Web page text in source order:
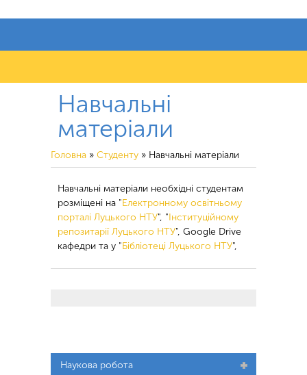
Контакти
Навчальні
матеріали
Головна » Студенту » Навчальні матеріали
Навчальні матеріали необхідні студентам
розміщені на "Електронному освітньому
порталі Луцького НТУ", "Інституційному
репозитарії Луцького НТУ", Google Drive
кафедри та у "Бібліотеці Луцького НТУ",
Наукова робота